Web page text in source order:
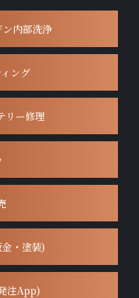
内部洗浄
ング
リー修理
・塗装)
注App)